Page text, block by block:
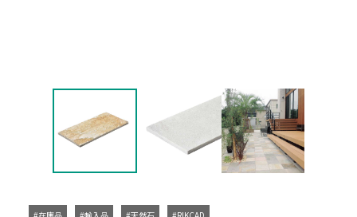
#在庫品 #輸入品 #天然石 #RIKCAD